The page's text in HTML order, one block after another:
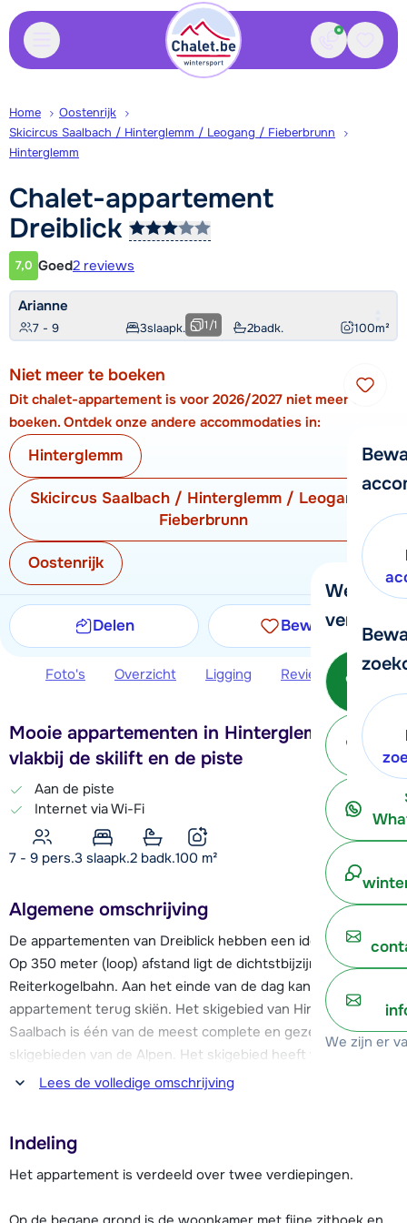
Contact
We
verder!
We zijn er
Home
Oostenrijk
Skicircus Saalbach / Hinterglemm / Leogang / Fieberbrunn
Hinterglemm
Chalet-appartement
Dreiblick
Klantwaardering
7,0 Goed2 reviews
Arianne
7 - 9 3slaapk. 2badk. 100m²
1/1
Niet meer te boeken
Dit chalet-appartement is voor 2026/2027 niet meer te
boeken. Ontdek onze andere accommodaties in:
Hinterglemm
Skicircus Saalbach / Hinterglemm / Leogang /
Fieberbrunn
Oostenrijk
Delen Bewaren
Foto's Overzicht Ligging Reviews Extra
Mooie appartementen in Hinterglemm,
vlakbij de skilift en de piste
Aan de piste
Internet via Wi-Fi
7 - 9 pers.3 slaapk.2 badk.100 m²
Algemene omschrijving
De appartementen van Dreiblick hebben een ideale ligging.
Op 350 meter (loop) afstand ligt de dichtstbijzijnde skilift, de
Reiterkogelbahn. Aan het einde van de dag kan je naar het
appartement terug skiën. Het skigebied van Hinterglemm en
Saalbach is één van de meest complete en gezelligste
skigebieden van de Alpen. Het skigebied heeft veel skiliften
en de afdalingen zijn voor ieder niveau toegankelijk. Vanuit
Het levendige centrum van Hinterglemm ligt op ca. 450
restaurants, bars, winkels en après-ski mogelijkheden.
Lees de volledige omschrijving
Indeling
Het appartement is verdeeld over twee verdiepingen.